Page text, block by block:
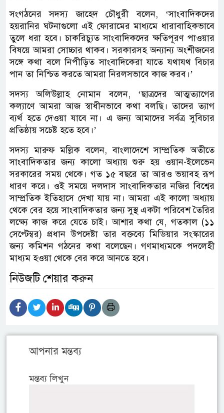
সংগঠনের সদস্য জাহেদ চৌধুরী বলেন, ‘সাংবাদিকদের
হয়রানির ঘটনাগুলো এই ফোরামের মাধ্যমে ধারাবাহিকভাবে
তুলে ধরা হবে। চাকরিচ্যুত সাংবাদিকদের ক্ষতিপূরণ পাওয়ার
বিষয়ে আমরা সোচ্চার থাকব। সরকারসহ অন্যান্য অংশীজনের
সঙ্গে কথা বলে নিপীড়িত সাংবাদিকেরা যাতে যথাযথ বিচার
পান তা নিশ্চিত করতে আমরা নিরলসভাবে কাজ করব।’
সদস্য অলিউল্লাহ নোমান বলেন, ‘ছাত্রদের আত্মত্যাগের
কল্যাণে আমরা আজ স্বাধীনভাবে কথা বলছি। তাদের ত্যাগ
ব্যর্থ হতে দেওয়া যাবে না। এ জন্য আমাদের সর্বত্র সুবিচার
প্রতিষ্ঠায় সচেষ্ট হতে হবে।’
সদস্য মারুফ মল্লিক বলেন, বাংলাদেশে সাম্প্রতিক অতীতে
সাংবাদিকতার জন্য কালো অধ্যায় শুরু হয় ওয়ান-ইলেভেন
সরকারের সময় থেকে। গত ১৫ বছরে তা আরও ভয়াবহ রূপ
ধারণ করে। ওই সময়ে দলদাস সাংবাদিকতার নজির বিশ্বের
সাম্প্রতিক ইতিহাসে দেখা যায় না। আমরা এই কালো অধ্যায়
থেকে বের হয়ে সাংবাদিকতার জন্য সুস্থ একটা পরিবেশ তৈরির
লক্ষ্যে কাজ করে যেতে চাই। আশার কথা যে, গতকাল (১১
সেপ্টেম্বর) প্রধান উপদেষ্টা তার বক্তব্যে মিডিয়ার সংস্কারের
জন্য কমিশন গঠনের কথা বলেছেন। গণমাধ্যমকে পদলেহী
মাধ্যম হওয়া থেকে বের করে আনতে হবে।
নিউজটি শেয়ার করুন
আপনার মন্তব্য
মন্তব্য লিখুন